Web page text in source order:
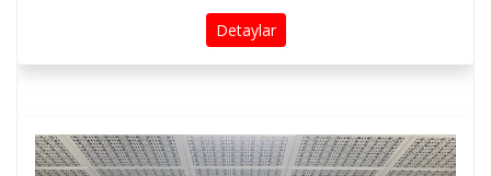
Detaylar